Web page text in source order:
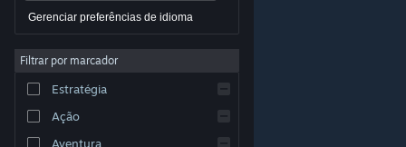
© Valve Corporation. Todos os direitos reservados.
respectivos donos nos EUA e em outros países.
Acessibilidade
Reembolsos|Cookies
Gerenciar preferências de idioma
Filtrar por marcador
Estratégia
Ação
Aventura